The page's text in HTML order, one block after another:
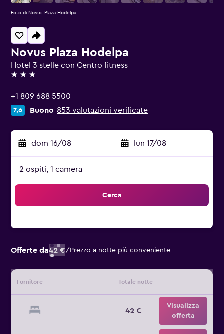
Novus Plaza Hodelpa
Hotel 3 stelle con Centro fitness
3 stelle
+1 809 688 5500
7,6 Buono 853 valutazioni verificate
dom 16/08 - lun 17/08
2 ospiti, 1 camera
Cerca
Offerte da42 €/ Prezzo a notte più conveniente
Fornitore Totale notte
42 €
Visualizza
offerta
Foto di Novus Plaza Hodelpa